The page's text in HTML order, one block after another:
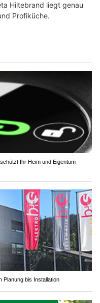
Hiltebrand liegt genau
Profiküche.
Ihr Heim und Eigentum
Planung bis Installation